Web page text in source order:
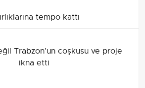
tempo kattı
Trabzon’un coşkusu ve proje
ikna etti